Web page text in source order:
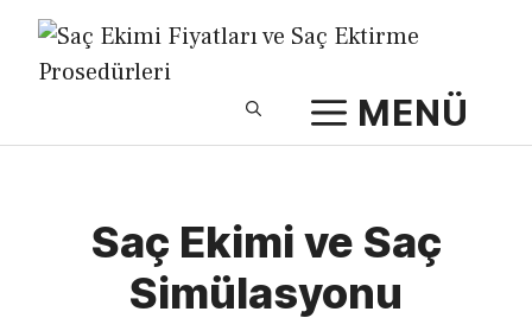
İçeriğe
MENÜ
Saç Ekimi ve Saç
Simülasyonu